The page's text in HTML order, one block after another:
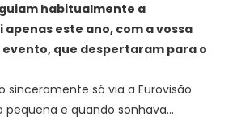
habitualmente a
apenas este ano, com a vossa
que despertaram para o
sinceramente só via a Eurovisão
e quando sonhava...